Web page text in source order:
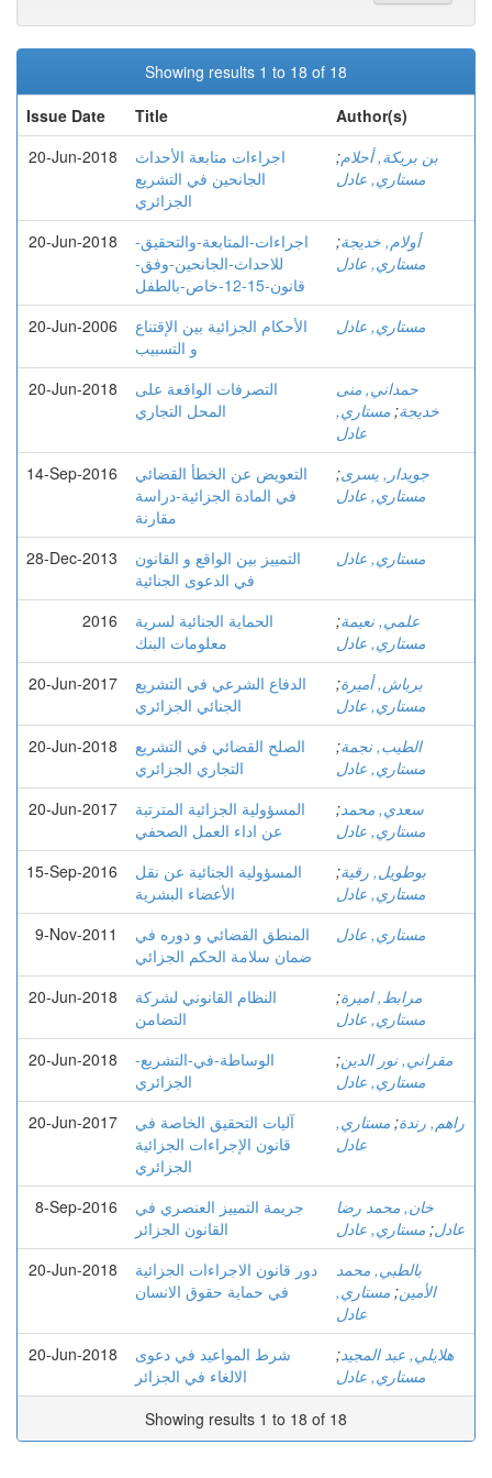
Showing results 1 to 18 of 18
Issue Date
Title
Author(s)
20-Jun-2018
اجراءات متابعة الأحداث
الجانحين في التشريع
الجزائري
بن بريكة, أحلام;
مستاري, عادل
20-Jun-2018
اجراءات-المتابعة-والتحقيق-
للاحداث-الجانحين-وفق-
قانون-15-12-خاص-بالطفل
أولام, خديجة;
مستاري, عادل
20-Jun-2006
الأحكام الجزائية بين الإقتناع
و التسبيب
مستاري, عادل
20-Jun-2018
التصرفات الواقعة على
المحل التجاري
حمداني, منى
خديجة; مستاري,
عادل
14-Sep-2016
التعویض عن الخطأ القضائي
في المادة الجزائیة-دراسة
مقارنة
جويدار, يسرى;
مستاري, عادل
28-Dec-2013
التمييز بين الواقع و القانون
في الدعوى الجنائية
مستاري, عادل
2016
الحماية الجنائية لسرية
معلومات البنك
علمي, نعيمة;
مستاري, عادل
20-Jun-2017
الدفاع الشرعي في التشريع
الجنائي الجزائري
برباش, أميرة;
مستاري, عادل
20-Jun-2018
الصلح القضائي في التشريع
التجاري الجزائري
الطيب, نجمة;
مستاري, عادل
20-Jun-2017
المسؤولية الجزائية المترتبة
عن اداء العمل الصحفي
سعدي, محمد;
مستاري, عادل
15-Sep-2016
المسؤولية الجنائية عن نقل
الأعضاء البشرية
بوطويل, رقية;
مستاري, عادل
9-Nov-2011
المنطق القضائي و دوره في
ضمان سلامة الحكم الجزائي
مستاري, عادل
20-Jun-2018
النظام القانوني لشركة
التضامن
مرابط, اميرة;
مستاري, عادل
20-Jun-2018
الوساطة-في-التشريع-
الجزائري
مقراني, نور الدين;
مستاري, عادل
20-Jun-2017
آليات التحقيق الخاصة في
قانون الإجراءات الجزائية
الجزائري
راهم, رندة; مستاري,
عادل
8-Sep-2016
جريمة التمييز العنصري في
القانون الجزائر
خان, محمد رضا
عادل; مستاري, عادل
20-Jun-2018
دور قانون الاجراءات الجزائية
في حماية حقوق الانسان
بالطبي, محمد
الأمين; مستاري,
عادل
20-Jun-2018
شرط المواعيد في دعوى
الالغاء في الجزائر
هلايلي, عبد المجيد;
مستاري, عادل
Showing results 1 to 18 of 18